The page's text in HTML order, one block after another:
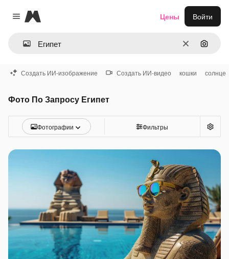
Close menu
Magnific
ОчиститьПоиск
Цены Войти
Создать ИИ-изображение Создать ИИ-видео кошки солнце
Фото По Запросу Египет
Фотографии Фильтры